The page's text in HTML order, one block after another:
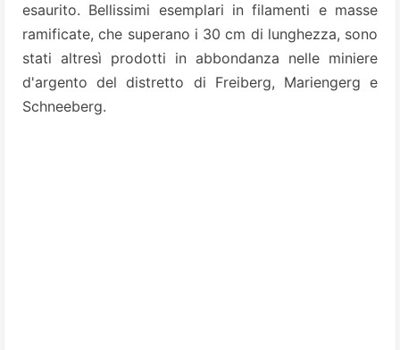
esaurito. Bellissimi esemplari in filamenti e masse
ramificate, che superano i 30 cm di lunghezza, sono
stati altresì prodotti in abbondanza nelle miniere
d'argento del distretto di Freiberg, Mariengerg e
Schneeberg.